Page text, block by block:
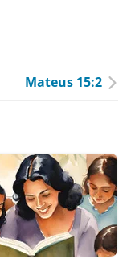
Mateus 15:2